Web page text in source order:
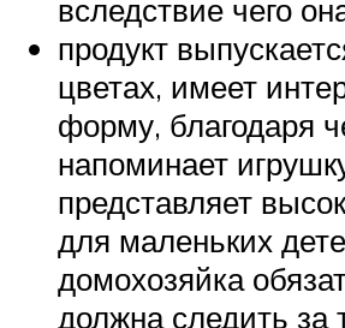
вследствие чего
продукт
цветах, имеет
форму, благодаря
напоминает
представляет
для маленьких
домохозяйка
должна следить за